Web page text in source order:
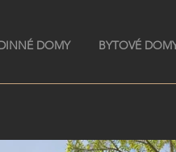
DOMY BYTOVÉ